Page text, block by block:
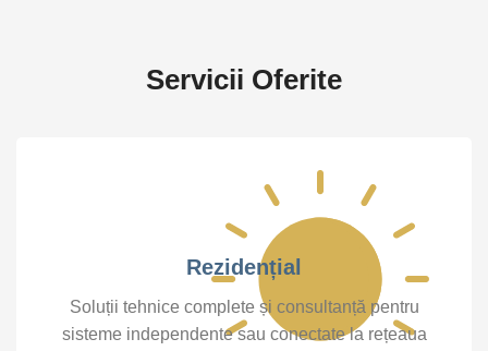
Servicii Oferite
Rezidențial
Soluții tehnice complete și consultanță pentru
sisteme independente sau conectate la rețeaua